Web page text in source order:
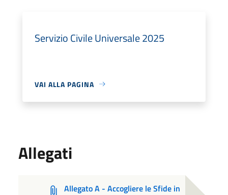
Servizio Civile Universale 2025
VAI ALLA PAGINA
Allegati
Allegato A - Accogliere le Sfide in